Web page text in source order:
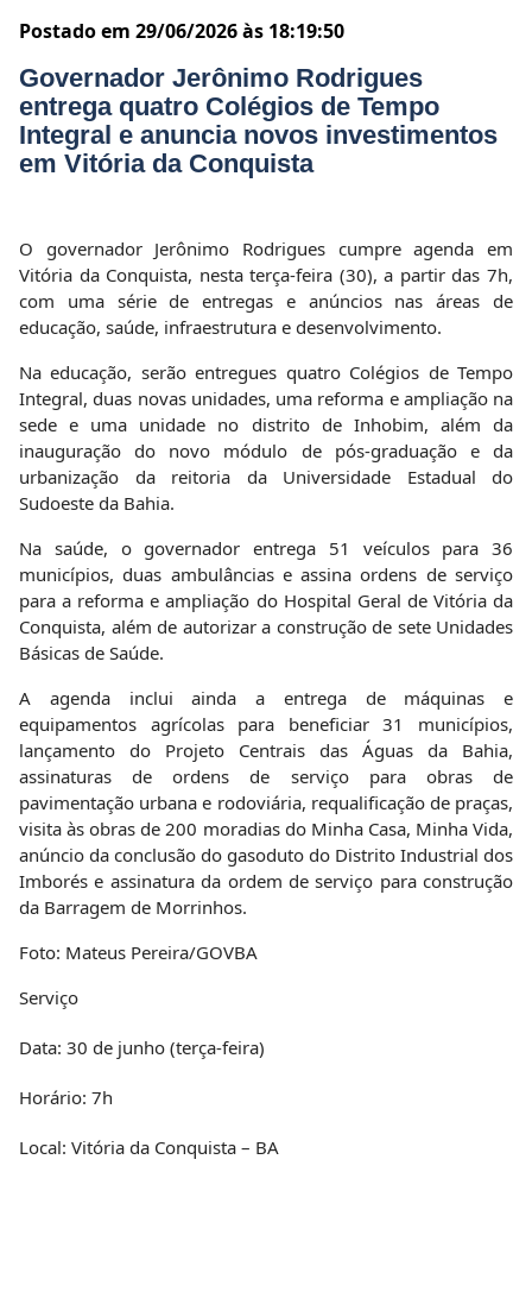
Postado em 29/06/2026 às 18:19:50
Governador Jerônimo Rodrigues
entrega quatro Colégios de Tempo
Integral e anuncia novos investimentos
em Vitória da Conquista
O governador Jerônimo Rodrigues cumpre agenda em
Vitória da Conquista, nesta terça-feira (30), a partir das 7h,
com uma série de entregas e anúncios nas áreas de
educação, saúde, infraestrutura e desenvolvimento.
Na educação, serão entregues quatro Colégios de Tempo
Integral, duas novas unidades, uma reforma e ampliação na
sede e uma unidade no distrito de Inhobim, além da
inauguração do novo módulo de pós-graduação e da
urbanização da reitoria da Universidade Estadual do
Sudoeste da Bahia.
Na saúde, o governador entrega 51 veículos para 36
municípios, duas ambulâncias e assina ordens de serviço
para a reforma e ampliação do Hospital Geral de Vitória da
Conquista, além de autorizar a construção de sete Unidades
Básicas de Saúde.
A agenda inclui ainda a entrega de máquinas e
equipamentos agrícolas para beneficiar 31 municípios,
lançamento do Projeto Centrais das Águas da Bahia,
assinaturas de ordens de serviço para obras de
pavimentação urbana e rodoviária, requalificação de praças,
visita às obras de 200 moradias do Minha Casa, Minha Vida,
anúncio da conclusão do gasoduto do Distrito Industrial dos
Imborés e assinatura da ordem de serviço para construção
da Barragem de Morrinhos.
Foto: Mateus Pereira/GOVBA
Serviço
Data: 30 de junho (terça-feira)
Horário: 7h
Local: Vitória da Conquista – BA